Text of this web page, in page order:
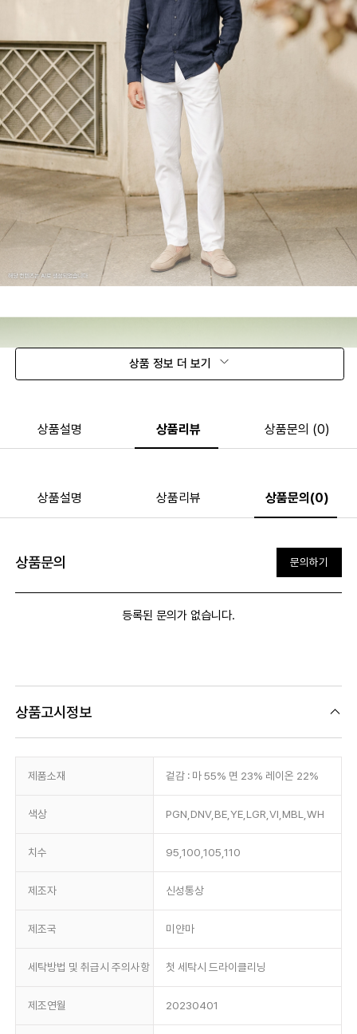
상품 정보 더 보기
상품설명 상품리뷰 상품문의 (0)
상품설명 상품리뷰 상품문의(0)
상품문의 문의하기
등록된 문의가 없습니다.
상품고시정보
제품소재 겉감 : 마 55% 면 23% 레이온 22%
색상 PGN,DNV,BE,YE,LGR,VI,MBL,WH
치수 95,100,105,110
제조자 신성통상
제조국 미얀마
세탁방법 및 취급시 주의사항 첫 세탁시 드라이클리닝
제조연월 20230401